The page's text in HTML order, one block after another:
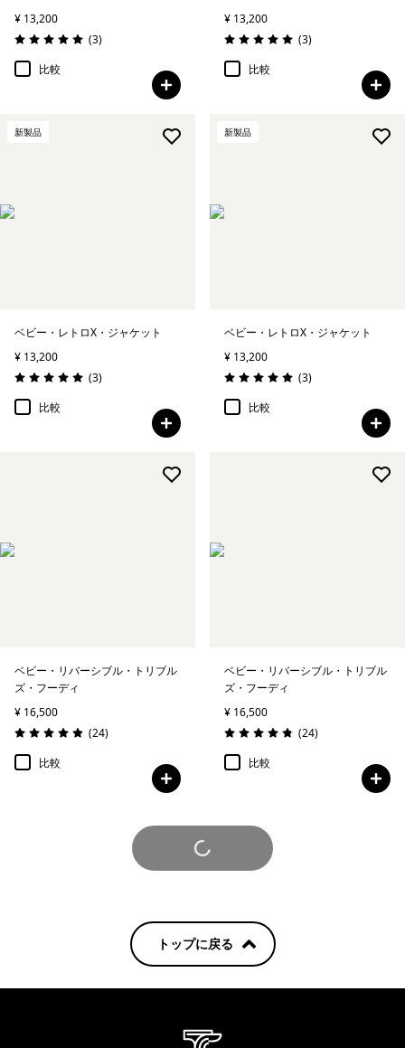
¥ 13,200
評価: 5.0 / 5
(3レビュー
)
比較
¥ 13,200
評価: 5.0 / 5
(3レビュー
)
比較
新製品
ベビー・レトロX・ジャケット
¥ 13,200
評価: 5.0 / 5
(3レビュー
)
比較
新製品
ベビー・レトロX・ジャケット
¥ 13,200
評価: 5.0 / 5
(3レビュー
)
比較
ベビー・リバーシブル・トリブル
ズ・フーディ
¥ 16,500
評価: 4.9 / 5
(24レビュー
)
比較
ベビー・リバーシブル・トリブル
ズ・フーディ
¥ 16,500
評価: 4.9 / 5
(24レビュー
)
比較
さらに見る
トップに戻る